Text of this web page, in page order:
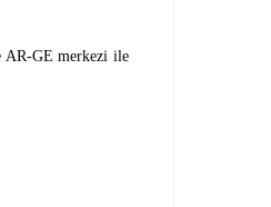
AR-GE merkezi ile